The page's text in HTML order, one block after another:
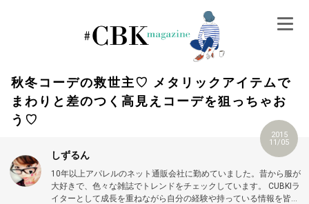
秋冬コーデの救世主♡ メタリックアイテムで
まわりと差のつく高見えコーデを狙っちゃお
う♡
2015
11/05
しずるん
10年以上アパレルのネット通販会社に勤めていました。昔から服が
大好きで、色々な雑誌でトレンドをチェックしています。
CUBKIラ
イターとして成長を重ねながら自分の経験や持っている情報を皆さ